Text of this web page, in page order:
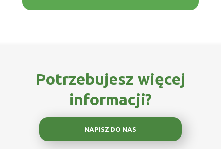
Potrzebujesz więcej
informacji?
NAPISZ DO NAS